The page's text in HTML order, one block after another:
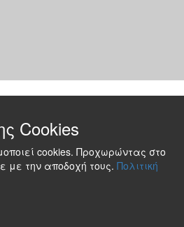
Cookies
cookies. Προχωρώντας στο
με την αποδοχή τους. Πολιτική